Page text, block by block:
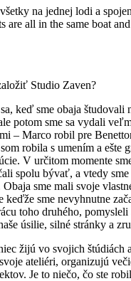
na jednej lodi a
are all in the same boat
Studio Zaven?
keď sme obaja študovali
potom sme sa vydali
– Marco robil pre
robila s umením a ešte
V určitom momente
spolu bývať, a vtedy sme
sme mali svoje
keďže sme nevyhnutne
toho druhého, pomysleli
úsilie, silné stránky a
žijú vo svojich štúdiách
ateliéri, organizujú
Je to niečo, čo ste